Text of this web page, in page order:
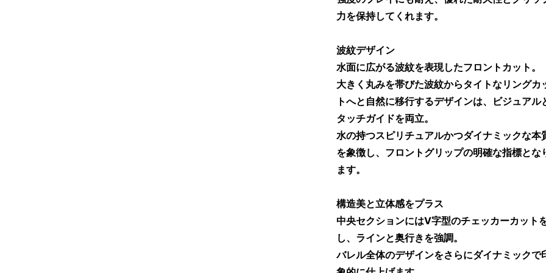
力を保持してくれます。
波紋デザイン
水面に広がる波紋を表現したフロントカット。
大きく丸みを帯びた波紋からタイトなリングカ
トへと自然に移行するデザインは、ビジュアル
タッチガイドを両立。
水の持つスピリチュアルかつダイナミックな本
を象徴し、フロントグリップの明確な指標とな
ます。
構造美と立体感をプラス
中央セクションにはV字型のチェッカーカット
し、ラインと奥行きを強調。
バレル全体のデザインをさらにダイナミックで